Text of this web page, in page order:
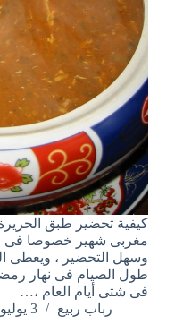
كيفية تحضير طبق
مغربى شهير خصوصا فى
وسهل التحضير ، ويعطى
طول الصيام فى نهار
فى شتى أيام العام ،…
رباب ربيع
3 يوليو، 2014